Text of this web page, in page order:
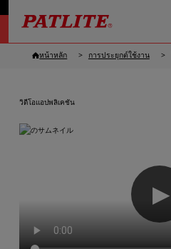
หน้าหลัก การประยุกต์ใช้งาน
วิดีโอแอปพลิเคชัน
▶